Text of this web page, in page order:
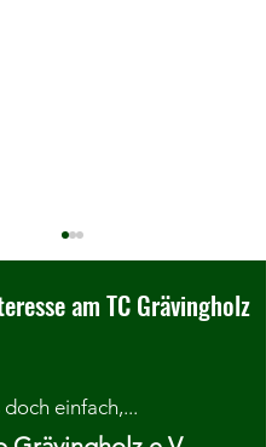
SOMMERCAMP 2026
am TC Grävingholz
einfach,...